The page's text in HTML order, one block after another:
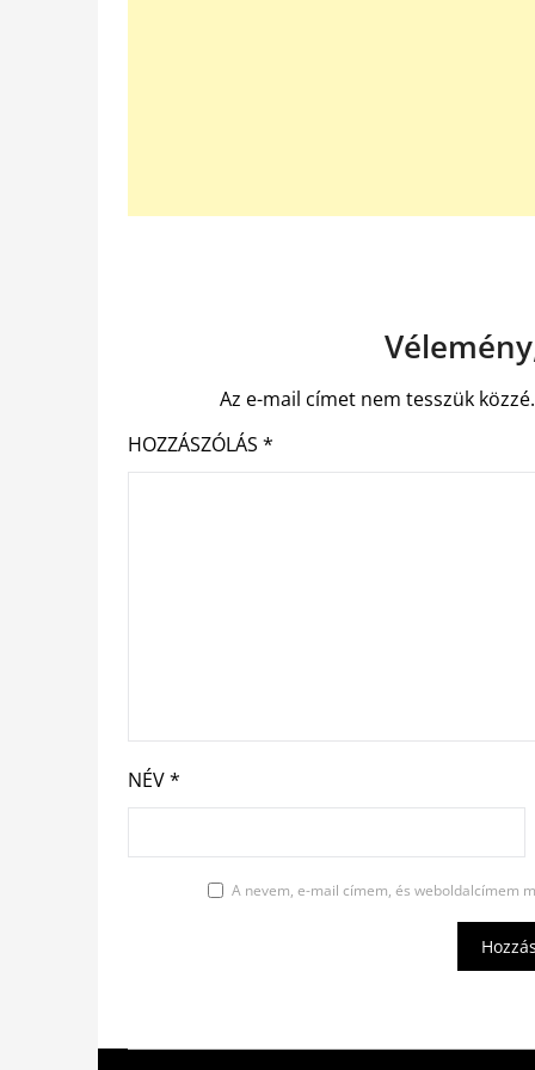
Az e-mail címet nem tesszük közzé.
HOZZÁSZÓLÁS *
NÉV*
A nevem, e-mail címem, és weboldalcímem